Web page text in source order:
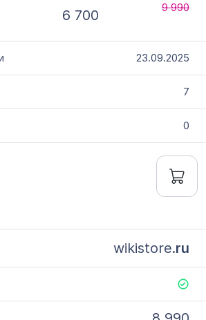
6 700 9 990
23.09.2025
7
0
wikistore.ru